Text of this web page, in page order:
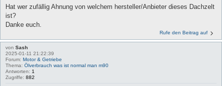
Hat wer zufällig Ahnung von welchem hersteller/Anbieter dieses Dachzelt
ist?
Danke euch.
Rufe den Beitrag auf
von Sash
2025-01-11 21:22:39
Forum: Motor & Getriebe
Thema: Ölverbrauch was ist normal man m90
Antworten: 1
Zugriffe: 882